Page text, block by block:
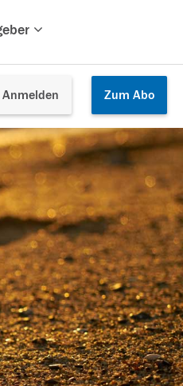
Anmelden Zum Abo